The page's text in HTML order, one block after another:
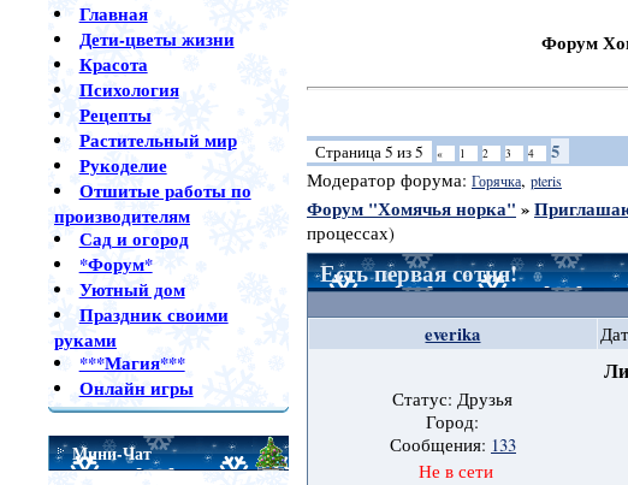
Главная
Дети-цветы жизни
Красота
Психология
Рецепты
Растительный мир
Рукоделие
Отшитые работы по
производителям
Сад и огород
*Форум*
Уютный дом
Праздник своими
руками
***Магия***
Онлайн игры
Мини-Чат
Форум
Страница5 из5 « 1 2 3 4 5
Модератор форума: Горячка, pteris
Форум "Хомячья норка" »
процессах)
Есть первая сотня!
everika
Статус: Друзья
Город:
Сообщения: 133
Не в сети